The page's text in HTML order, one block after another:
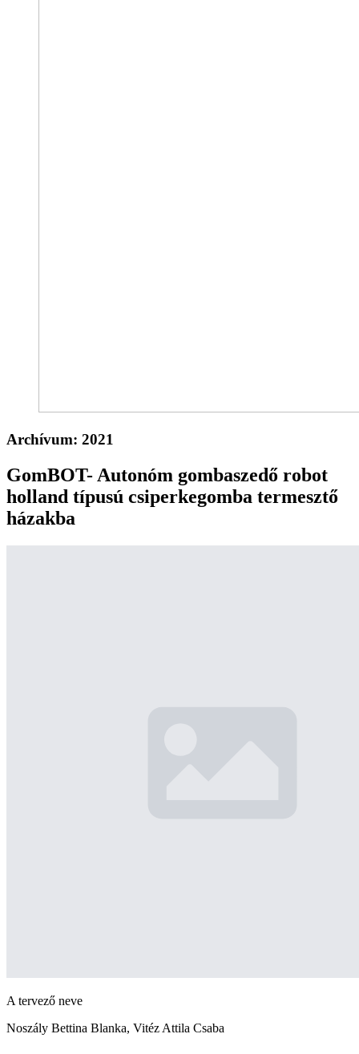
Archívum: 2021
GomBOT- Autonóm gombaszedő robot
holland típusú csiperkegomba termesztő
házakba
A tervező neve
Noszály Bettina Blanka, Vitéz Attila Csaba